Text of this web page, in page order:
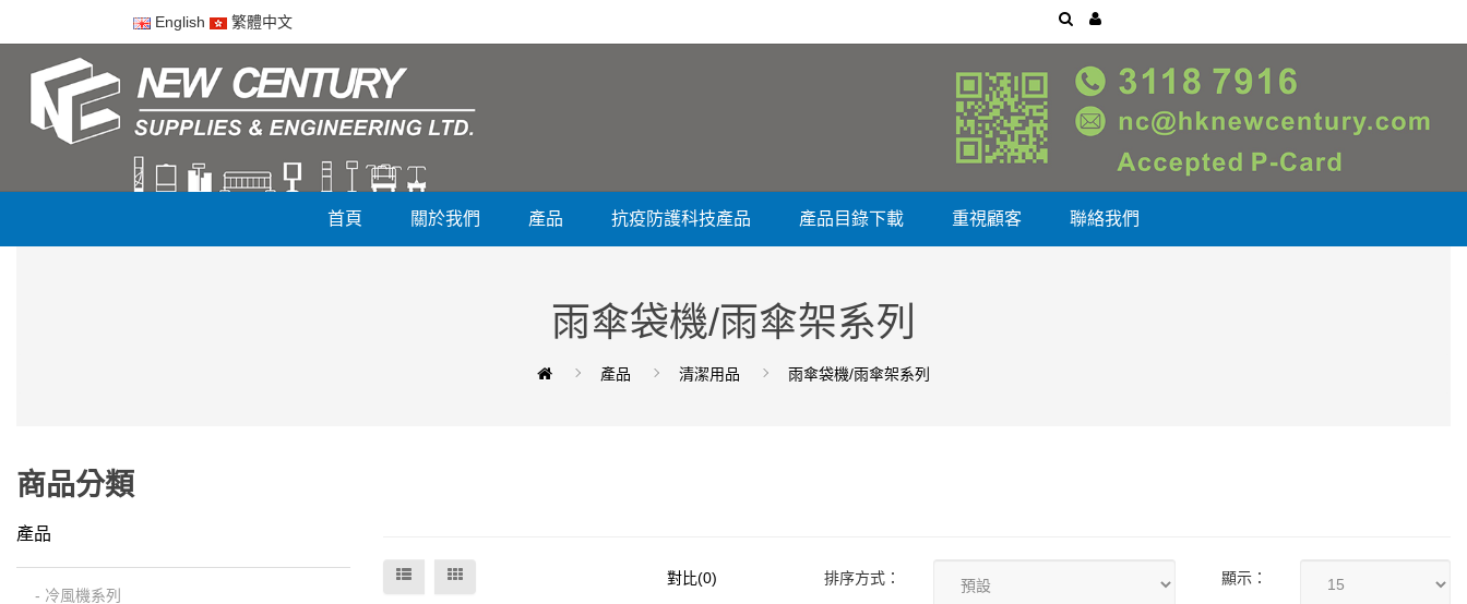
English 繁體中文
首頁 關於我們 產品 抗疫防護科技產品 產品目錄下載 重視顧客 聯絡我們
雨傘袋機/雨傘架系列
產品 清潔用品 雨傘袋機/雨傘架系列
商品分類
產品
- 冷風機系列
對比(0) 排序方式： 顯示：